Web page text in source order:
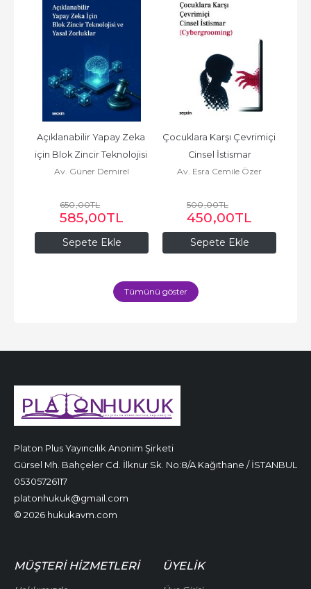
Sepete Ekle
Açıklanabilir Yapay Zeka
için Blok Zincir Teknolojisi
ve Yasal Zorluklar
Av. Güner Demirel
650,00TL
585,00TL
Sepete Ekle
Çocuklara Karşı Çevrimiçi
Cinsel İstismar
Av. Esra Cemile Özer
500,00TL
450,00TL
Tümünü göster
Platon Plus Yayıncılık Anonim Şirketi
Gürsel Mh. Bahçeler Cd. İlknur Sk. No:8/A Kağıthane / İSTANBUL
05305726117
platonhukuk@gmail.com
© 2026 hukukavm.com
MÜŞTERI HIZMETLERI ÜYELIK